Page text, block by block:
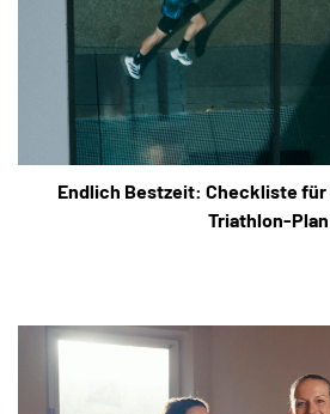
Endlich Bestzeit: Checkliste
Triathlon-Plan